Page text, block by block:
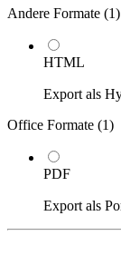
Andere Formate (1)
HTML
Export als
Office Formate (1)
PDF
Export als